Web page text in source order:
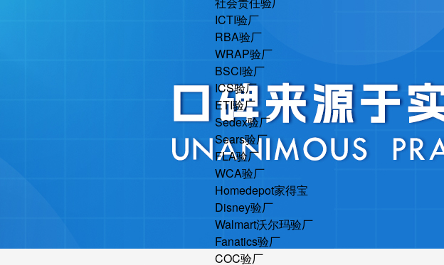
ICTI验厂
RBA验厂
WRAP验厂
BSCI验厂
ICS验厂
ETI验厂
Sedex验厂
Sears验厂
FLA验厂
WCA验厂
Homedepot家得宝
Disney验厂
Walmart沃尔玛验厂
Fanatics验厂
COC验厂